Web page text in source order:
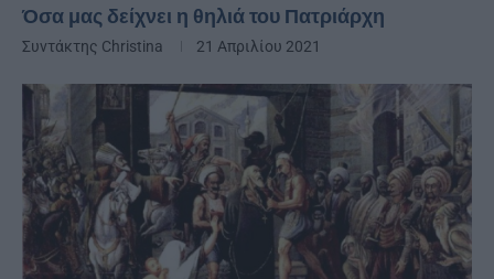
Όσα μας δείχνει η θηλιά του Πατριάρχη
Συντάκτης Christina 21 Απριλίου 2021